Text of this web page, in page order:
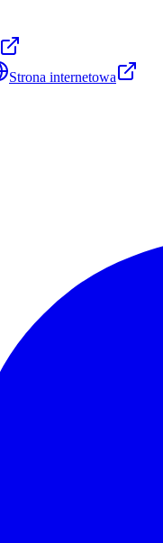
Strona internetowa